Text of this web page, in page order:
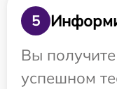
5
Вы
успешном